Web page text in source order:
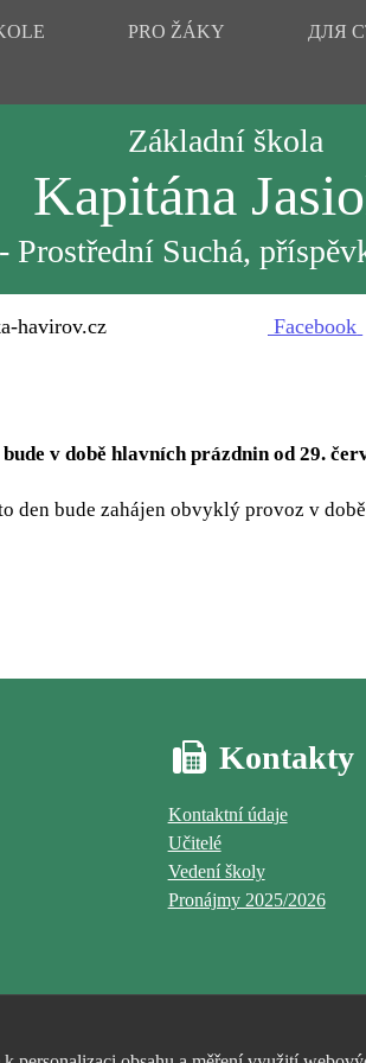
PRO ŽÁKY ДЛЯ
Základní škola
Kapitána
Prostřední Suchá,
havirov.cz Facebook
v době hlavních prázdnin od 29.
den bude zahájen obvyklý provoz v
Kontakty
Kontaktní údaje
Učitelé
Vedení školy
Pronájmy 2025/2026